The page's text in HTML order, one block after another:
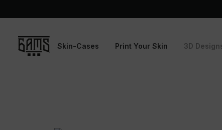
Skin-Cases Print Your Skin 3D